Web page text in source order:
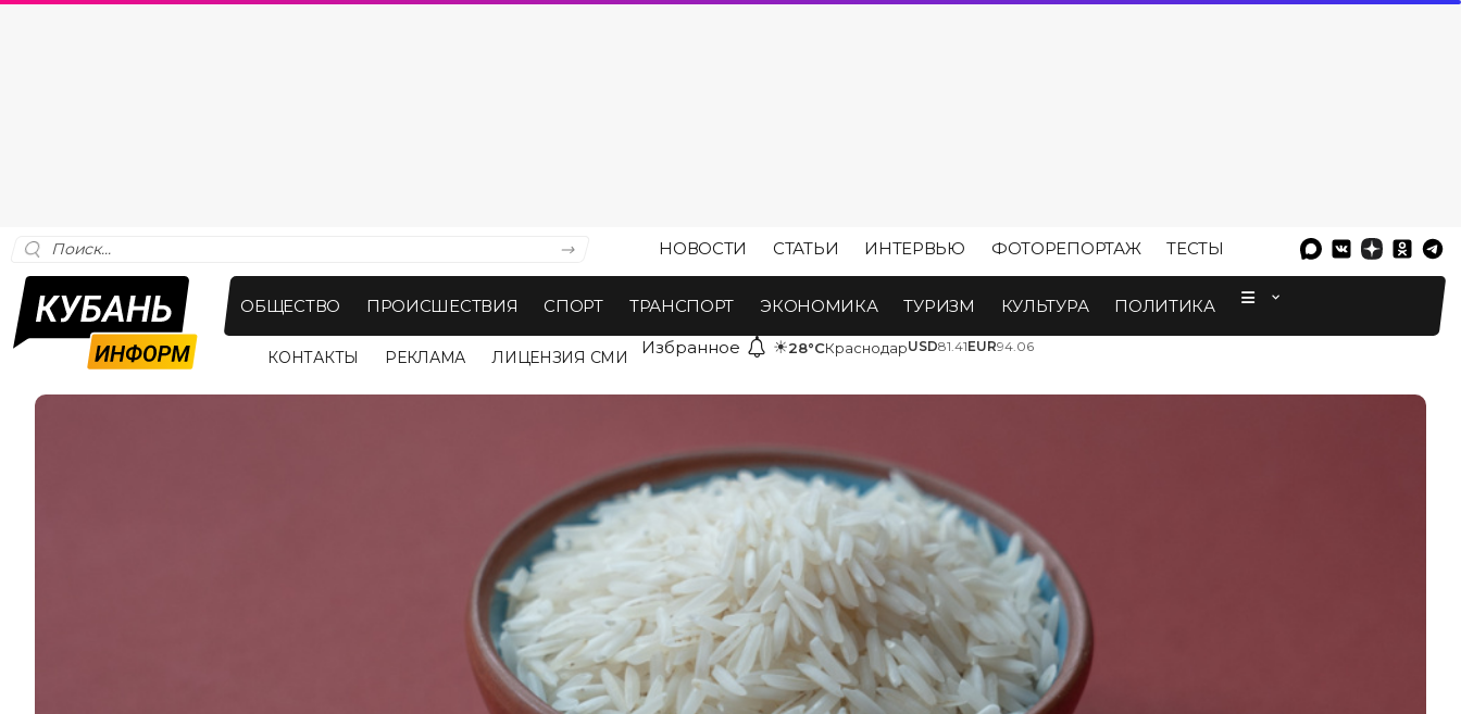
НОВОСТИ СТАТЬИ ИНТЕРВЬЮ ФОТОРЕПОРТАЖ ТЕСТЫ
ОБЩЕСТВО ПРОИСШЕСТВИЯ СПОРТ ТРАНСПОРТ ЭКОНОМИКА ТУРИЗМ КУЛЬТУРА ПОЛИТИКА
КОНТАКТЫ РЕКЛАМА ЛИЦЕНЗИЯ СМИ Избранное ☀28°CКраснодарUSD81.41EUR94.06